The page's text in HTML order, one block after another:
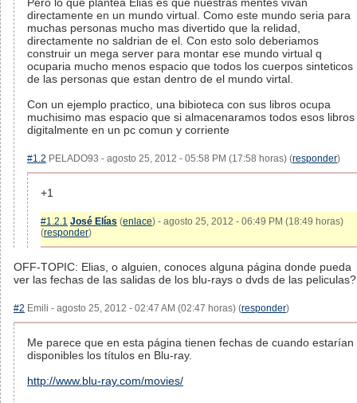
directamente en un mundo virtual. Como este mundo seria para
muchas personas mucho mas divertido que la relidad,
directamente no saldrian de el. Con esto solo deberiamos
construir un mega server para montar ese mundo virtual q
ocuparia mucho menos espacio que todos los cuerpos sinteticos
de las personas que estan dentro de el mundo virtal.
Con un ejemplo practico, una bibioteca con sus libros ocupa
muchisimo mas espacio que si almacenaramos todos esos libros
digitalmente en un pc comun y corriente
#1.2 PELADO93 - agosto 25, 2012 - 05:58 PM (17:58 horas) (responder)
+1
#1.2.1 José Elías (enlace) - agosto 25, 2012 - 06:49 PM (18:49 horas)
(responder)
OFF-TOPIC: Elias, o alguien, conoces alguna página donde pueda
ver las fechas de las salidas de los blu-rays o dvds de las peliculas?
#2 Emili - agosto 25, 2012 - 02:47 AM (02:47 horas) (responder)
Me parece que en esta página tienen fechas de cuando estarían
disponibles los títulos en Blu-ray.
http://www.blu-ray.com/movies/